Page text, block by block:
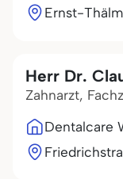
Ernst-
Herr Dr.
Zahnarzt,
Dentalcare